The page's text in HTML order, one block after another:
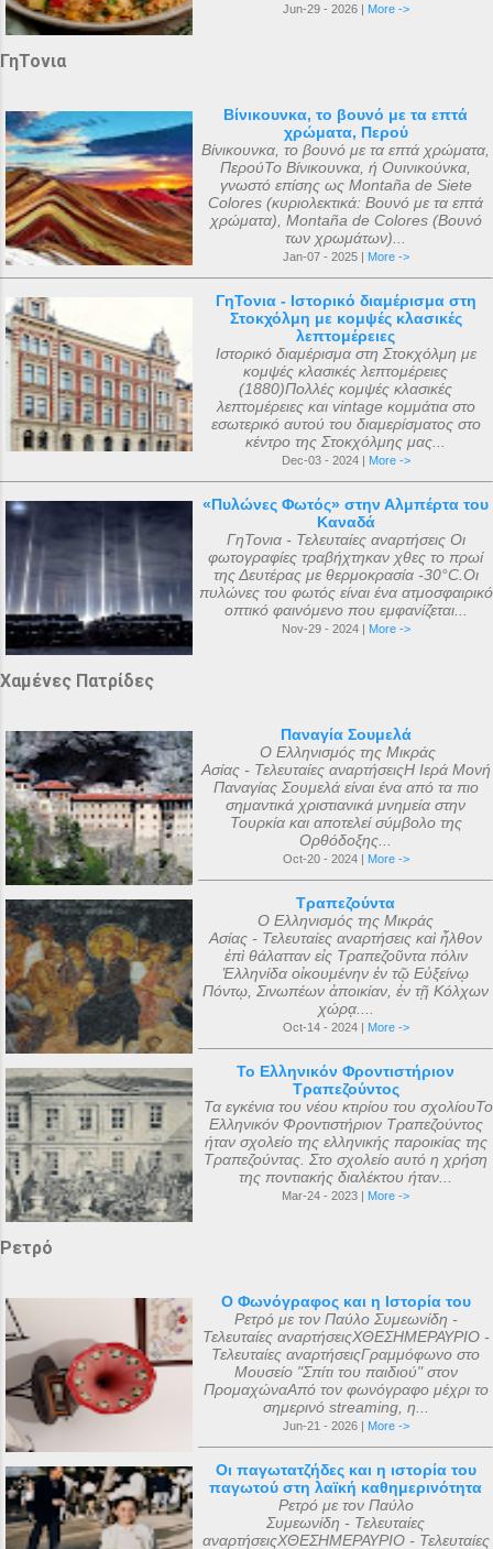
Jun-29 - 2026 | More ->
ΓηΤονια
Βίνικουνκα, το βουνό με τα επτά
χρώματα, Περού
Βίνικουνκα, το βουνό με τα επτά χρώματα,
ΠερούΤο Βίνικουνκα, ή Ουινικούνκα,
γνωστό επίσης ως Montaña de Siete
Colores (κυριολεκτικά: Βουνό με τα επτά
χρώματα), Montaña de Colores (Βουνό
των χρωμάτων)...
Jan-07 - 2025 | More ->
ΓηΤονια - Ιστορικό διαμέρισμα στη
Στοκχόλμη με κομψές κλασικές
λεπτομέρειες
Ιστορικό διαμέρισμα στη Στοκχόλμη με
κομψές κλασικές λεπτομέρειες
(1880)Πολλές κομψές κλασικές
λεπτομέρειες και vintage κομμάτια στο
εσωτερικό αυτού του διαμερίσματος στο
κέντρο της Στοκχόλμης μας...
Dec-03 - 2024 | More ->
«Πυλώνες Φωτός» στην Αλμπέρτα του
Καναδά
ΓηΤονια - Τελευταίες αναρτήσεις Οι
φωτογραφίες τραβήχτηκαν χθες το πρωί
της Δευτέρας με θερμοκρασία -30°C.Οι
πυλώνες του φωτός είναι ένα ατμοσφαιρικό
οπτικό φαινόμενο που εμφανίζεται...
Nov-29 - 2024 | More ->
Χαμένες Πατρίδες
Παναγία Σουμελά
Ο Ελληνισμός της Μικράς
Ασίας - Τελευταίες αναρτήσειςΗ Ιερά Μονή
Παναγίας Σουμελά είναι ένα από τα πιο
σημαντικά χριστιανικά μνημεία στην
Τουρκία και αποτελεί σύμβολο της
Ορθόδοξης...
Oct-20 - 2024 | More ->
Τραπεζούντα
Ο Ελληνισμός της Μικράς
Ασίας - Τελευταίες αναρτήσεις καὶ ἦλθον
ἐπὶ θάλατταν εἰς Τραπεζοῦντα πόλιν
Ἑλληνίδα οἰκουμένην ἐν τῷ Εὐξείνῳ
Πόντῳ, Σινωπέων ἀποικίαν, ἐν τῇ Κόλχων
χώρᾳ....
Oct-14 - 2024 | More ->
Το Ελληνικόν Φροντιστήριον
Τραπεζούντος
Τα εγκένια του νέου κτιρίου του σχολίουΤο
Ελληνικόν Φροντιστήριον Τραπεζούντος
ήταν σχολείο της ελληνικής παροικίας της
Τραπεζούντας. Στο σχολείο αυτό η χρήση
της ποντιακής διαλέκτου ήταν...
Mar-24 - 2023 | More ->
Ρετρό
Ο Φωνόγραφος και η Ιστορία του
Ρετρό με τον Παύλο Συμεωνίδη -
Τελευταίες αναρτήσειςΧΘΕΣΗΜΕΡΑΥΡΙΟ -
Τελευταίες αναρτήσειςΓραμμόφωνο στο
Μουσείο "Σπίτι του παιδιού" στον
ΠρομαχώναΑπό τον φωνόγραφο μέχρι το
σημερινό streaming, η...
Jun-21 - 2026 | More ->
Οι παγωτατζήδες και η ιστορία του
παγωτού στη λαϊκή καθημερινότητα
Ρετρό με τον Παύλο
Συμεωνίδη - Τελευταίες
αναρτήσειςΧΘΕΣΗΜΕΡΑΥΡΙΟ - Τελευταίες